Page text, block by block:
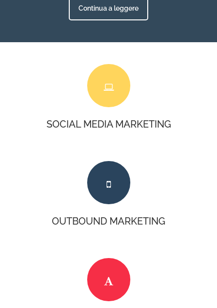
Continua a leggere
SOCIAL MEDIA MARKETING
OUTBOUND MARKETING